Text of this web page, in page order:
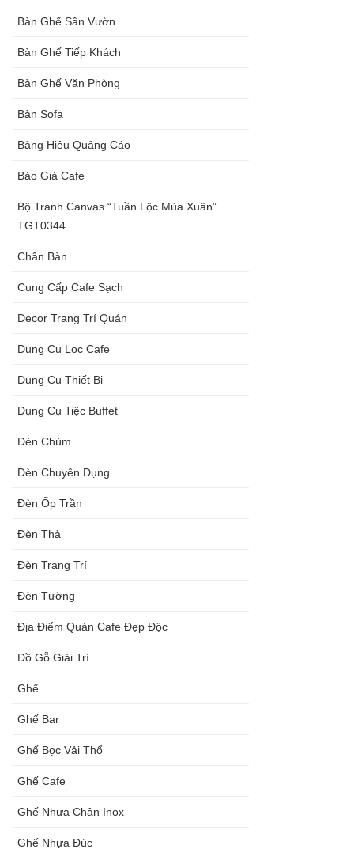
Bàn Ghế Sân Vườn
Bàn Ghế Tiếp Khách
Bàn Ghế Văn Phòng
Bàn Sofa
Bảng Hiệu Quảng Cáo
Báo Giá Cafe
Bộ Tranh Canvas “Tuần Lộc Mùa Xuân”
TGT0344
Chân Bàn
Cung Cấp Cafe Sạch
Decor Trang Trí Quán
Dụng Cụ Lọc Cafe
Dụng Cụ Thiết Bị
Dụng Cụ Tiệc Buffet
Đèn Chùm
Đèn Chuyên Dụng
Đèn Ốp Trần
Đèn Thả
Đèn Trang Trí
Đèn Tường
Địa Điểm Quán Cafe Đẹp Độc
Đồ Gỗ Giải Trí
Ghế
Ghế Bar
Ghế Bọc Vải Thổ
Ghế Cafe
Ghế Nhựa Chân Inox
Ghế Nhựa Đúc